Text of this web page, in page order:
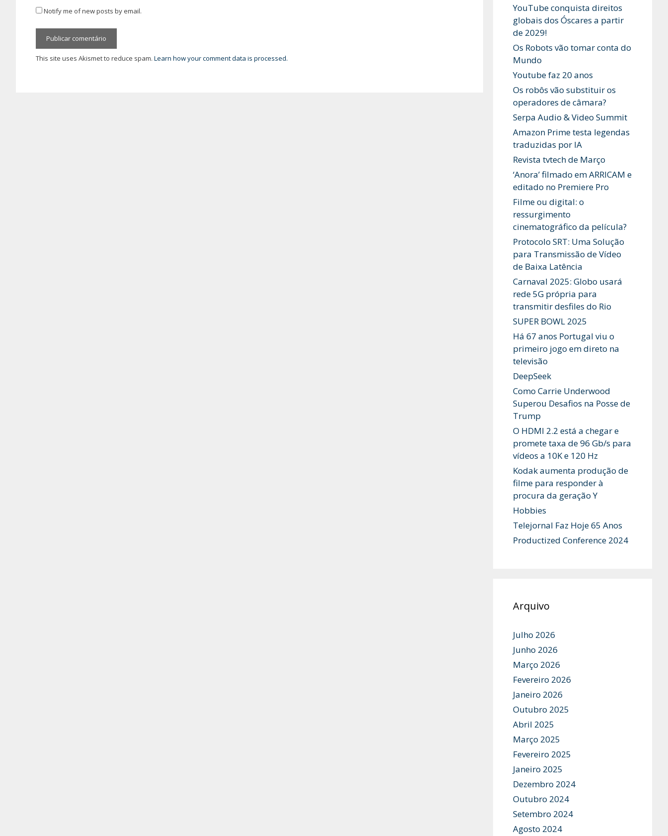
Notify me of new posts by email.
This site uses Akismet to reduce spam. Learn how your comment data is processed.
YouTube conquista direitos
globais dos Óscares a partir
de 2029!
Os Robots vão tomar conta do
Mundo
Youtube faz 20 anos
Os robôs vão substituir os
operadores de câmara?
Serpa Audio & Video Summit
Amazon Prime testa legendas
traduzidas por IA
Revista tvtech de Março
‘Anora’ filmado em ARRICAM e
editado no Premiere Pro
Filme ou digital: o
ressurgimento
cinematográfico da película?
Protocolo SRT: Uma Solução
para Transmissão de Vídeo
de Baixa Latência
Carnaval 2025: Globo usará
rede 5G própria para
transmitir desfiles do Rio
SUPER BOWL 2025
Há 67 anos Portugal viu o
primeiro jogo em direto na
televisão
DeepSeek
Como Carrie Underwood
Superou Desafios na Posse de
Trump
O HDMI 2.2 está a chegar e
promete taxa de 96 Gb/s para
vídeos a 10K e 120 Hz
Kodak aumenta produção de
filme para responder à
procura da geração Y
Hobbies
Telejornal Faz Hoje 65 Anos
Productized Conference 2024
Arquivo
Julho 2026
Junho 2026
Março 2026
Fevereiro 2026
Janeiro 2026
Outubro 2025
Abril 2025
Março 2025
Fevereiro 2025
Janeiro 2025
Dezembro 2024
Outubro 2024
Setembro 2024
Agosto 2024